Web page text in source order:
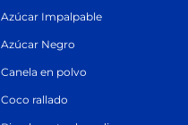
Azúcar Impalpable
Azúcar Negro
Canela en polvo
Coco rallado